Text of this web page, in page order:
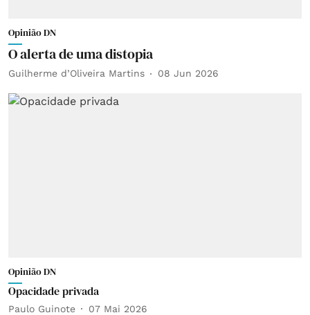
Opinião DN
O alerta de uma distopia
Guilherme d’Oliveira Martins 08 Jun 2026
Opinião DN
Opacidade privada
Paulo Guinote 07 Mai 2026